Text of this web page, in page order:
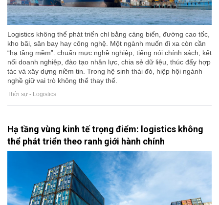
Logistics không thể phát triển chỉ bằng cảng biển, đường cao tốc,
kho bãi, sân bay hay công nghệ. Một ngành muốn đi xa còn cần
“hạ tầng mềm”: chuẩn mực nghề nghiệp, tiếng nói chính sách, kết
nối doanh nghiệp, đào tạo nhân lực, chia sẻ dữ liệu, thúc đẩy hợp
tác và xây dựng niềm tin. Trong hệ sinh thái đó, hiệp hội ngành
nghề giữ vai trò không thể thay thế.
Thời sự - Logistics
Hạ tầng vùng kinh tế trọng điểm: logistics không
thể phát triển theo ranh giới hành chính